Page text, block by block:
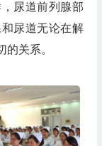
尿道前列腺部
尿道无论在解
关系。